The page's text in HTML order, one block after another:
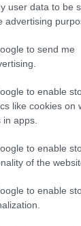
user data to be
advertising
to send me
to enable
like cookies on
apps.
to enable
of the
to enable
το
να έχει
Για
ότι
σε
όπου